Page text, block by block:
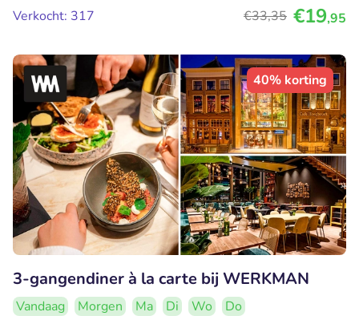
Verkocht: 317
€33,35 €19,95
40% korting
3-gangendiner à la carte bij WERKMAN
Vandaag Morgen Ma Di Wo
Do